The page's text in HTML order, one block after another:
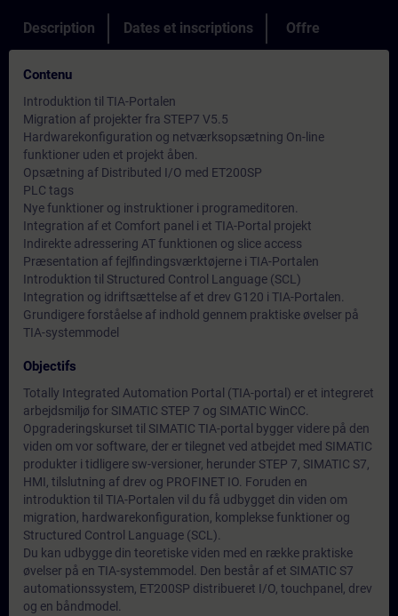
Description Dates et inscriptions Offre
Contenu
Introduktion til TIA-Portalen
Migration af projekter fra STEP7 V5.5
Hardwarekonfiguration og netværksopsætning On-line
funktioner uden et projekt åben.
Opsætning af Distributed I/O med ET200SP
PLC tags
Nye funktioner og instruktioner i programeditoren.
Integration af et Comfort panel i et TIA-Portal projekt
Indirekte adressering AT funktionen og slice access
Præsentation af fejlfindingsværktøjerne i TIA-Portalen
Introduktion til Structured Control Language (SCL)
Integration og idriftsættelse af et drev G120 i TIA-Portalen.
Grundigere forståelse af indhold gennem praktiske øvelser på
TIA-systemmodel
Objectifs
Totally Integrated Automation Portal (TIA-portal) er et integreret
arbejdsmiljø for SIMATIC STEP 7 og SIMATIC WinCC.
Opgraderingskurset til SIMATIC TIA-portal bygger videre på den
viden om vor software, der er tilegnet ved atbejdet med SIMATIC
produkter i tidligere sw-versioner, herunder STEP 7, SIMATIC S7,
HMI, tilslutning af drev og PROFINET IO. Foruden en
introduktion til TIA-Portalen vil du få udbygget din viden om
migration, hardwarekonfiguration, komplekse funktioner og
Structured Control Language (SCL).
Du kan udbygge din teoretiske viden med en række praktiske
øvelser på en TIA-systemmodel. Den består af et SIMATIC S7
automationssystem, ET200SP distribueret I/O, touchpanel, drev
og en båndmodel.